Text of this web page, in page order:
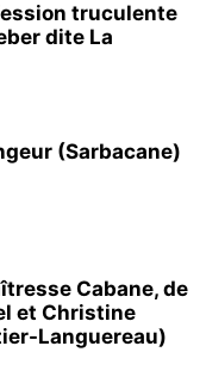
truculente
dite La
(Sarbacane)
Cabane, de
et Christine
Languereau)